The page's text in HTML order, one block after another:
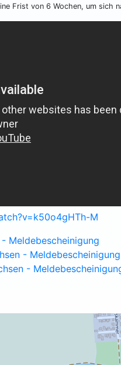
Frist von 6 Wochen, um sich
M
Meldebescheinigung
- Meldebescheinigung
-